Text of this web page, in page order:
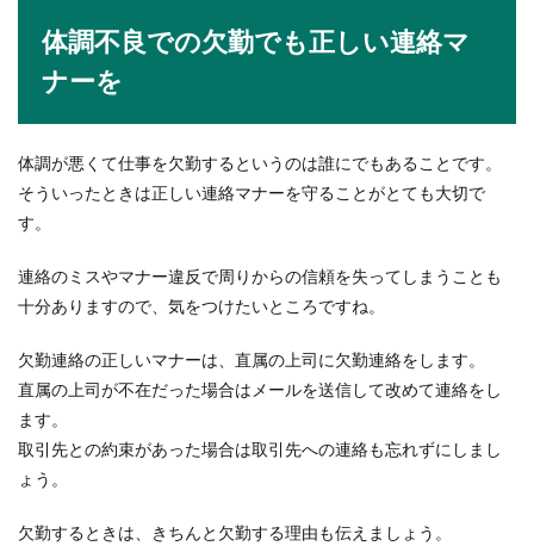
体調不良での欠勤でも正しい連絡マ
ナーを
体調が悪くて仕事を欠勤するというのは誰にでもあることです。
そういったときは正しい連絡マナーを守ることがとても大切で
す。
連絡のミスやマナー違反で周りからの信頼を失ってしまうことも
十分ありますので、気をつけたいところですね。
欠勤連絡の正しいマナーは、直属の上司に欠勤連絡をします。
直属の上司が不在だった場合はメールを送信して改めて連絡をし
ます。
取引先との約束があった場合は取引先への連絡も忘れずにしまし
ょう。
欠勤するときは、きちんと欠勤する理由も伝えましょう。